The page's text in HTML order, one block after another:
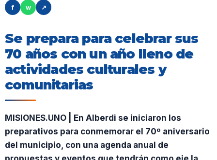
f
w ↗
Se prepara para celebrar sus
70 años con un año lleno de
actividades culturales y
comunitarias
MISIONES.UNO | En Alberdi se iniciaron los
preparativos para conmemorar el 70º aniversario
del municipio, con una agenda anual de